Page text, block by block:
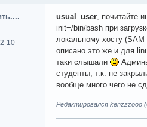
10
usual_user, почитайте
init=/bin/bash при
локальному хосту
описано это же и для
таки слышали
студенты, т.к. не
вообще много чего не
Редактировался kenzzzooo